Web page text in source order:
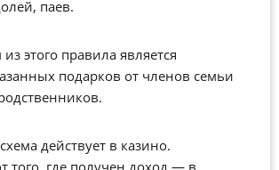
паев.
этого правила является
подарков от членов семьи
действует в казино.
того, где получен доход — в